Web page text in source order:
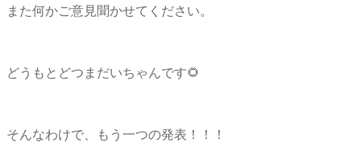
また何かご意見聞かせてください。
どうもとどつまだいちゃんです🌻
そんなわけで、もう一つの発表！！！